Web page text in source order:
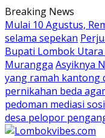
Skip
to
content
Breaking News
Mulai 10 Agustus,
selama sepekan
Bupati Lombok
Murangga Asyiknya
yang ramah kantong
pernikahan beda
pedoman mediasi
desa pelopor